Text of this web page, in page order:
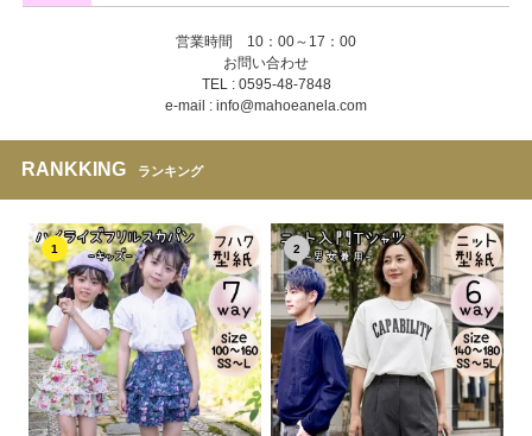
営業時間 10：00～17：00
お問い合わせ
TEL : 0595-48-7848
e-mail : info@mahoeanela.com
RANKKING ランキング
1 2